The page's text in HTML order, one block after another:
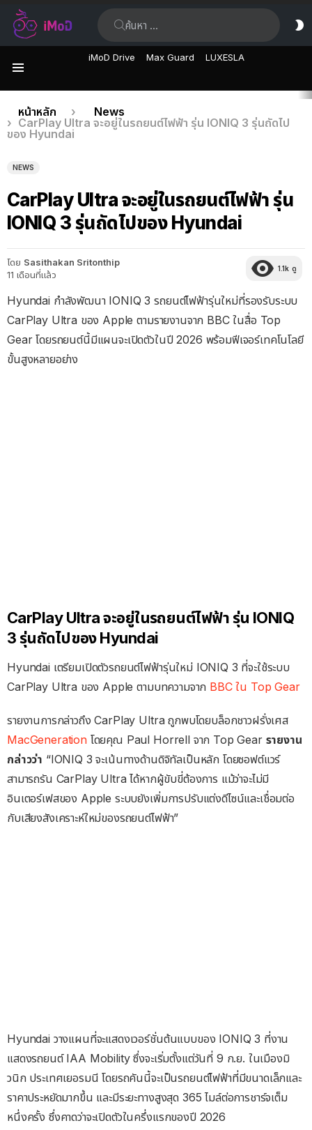
iMoD Drive Max Guard LUXESLA
เรื่อง
ล่าสุด
คุณอยู่ที่นี่:
หน้าหลัก
News
CarPlay Ultra จะอยู่ในรถยนต์ไฟฟ้า รุ่น IONIQ 3 รุ่นถัดไป
ของ Hyundai
NEWS
CarPlay Ultra จะอยู่ในรถยนต์ไฟฟ้า รุ่น
IONIQ 3 รุ่นถัดไปของ Hyundai
โดย Sasithakan Sritonthip
11 เดือนที่แล้ว
1.1k ดู
Hyundai กำลังพัฒนา IONIQ 3 รถยนต์ไฟฟ้ารุ่นใหม่ที่รองรับระบบ
CarPlay Ultra ของ Apple ตามรายงานจาก BBC ในสื่อ Top
Gear โดยรถยนต์นี้มีแผนจะเปิดตัวในปี 2026 พร้อมฟีเจอร์เทคโนโลยี
ขั้นสูงหลายอย่าง
CarPlay Ultra จะอยู่ในรถยนต์ไฟฟ้า รุ่น IONIQ
3 รุ่นถัดไปของ Hyundai
Hyundai เตรียมเปิดตัวรถยนต์ไฟฟ้ารุ่นใหม่ IONIQ 3 ที่จะใช้ระบบ
CarPlay Ultra ของ Apple ตามบทความจาก BBC ใน Top Gear
รายงานการกล่าวถึง CarPlay Ultra ถูกพบโดยบล็อกชาวฝรั่งเศส
MacGenerationโดยคุณ Paul Horrell จาก Top Gear รายงาน
กล่าวว่า “IONIQ 3 จะเน้นทางด้านดิจิทัลเป็นหลัก โดยซอฟต์แวร์
สามารถรัน CarPlay Ultra ได้หากผู้ขับขี่ต้องการ แม้ว่าจะไม่มี
อินเตอร์เฟสของ Apple ระบบยังเพิ่มการปรับแต่งดีไซน์และเชื่อมต่อ
กับเสียงสังเคราะห์ใหม่ของรถยนต์ไฟฟ้า”
Hyundai วางแผนที่จะแสดงเวอร์ชั่นต้นแบบของ IONIQ 3 ที่งาน
แสดงรถยนต์ IAA Mobility ซึ่งจะเริ่มตั้งแต่วันที่ 9 ก.ย. ในเมืองมิ
วนิก ประเทศเยอรมนี โดยรถคันนี้จะเป็นรถยนต์ไฟฟ้าที่มีขนาดเล็กและ
ราคาประหยัดมากขึ้น และมีระยะทางสูงสุด 365 ไมล์ต่อการชาร์จเต็ม
หนึ่งครั้ง ซึ่งคาดว่าจะเปิดตัวในครึ่งแรกของปี 2026